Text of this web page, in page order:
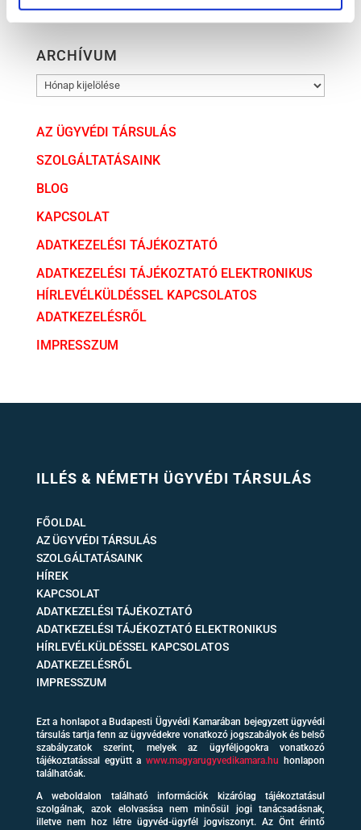
Versenyjog
ARCHÍVUM
ARCHÍVUM
AZ ÜGYVÉDI TÁRSULÁS
SZOLGÁLTATÁSAINK
BLOG
KAPCSOLAT
ADATKEZELÉSI TÁJÉKOZTATÓ
ADATKEZELÉSI TÁJÉKOZTATÓ ELEKTRONIKUS
HÍRLEVÉLKÜLDÉSSEL KAPCSOLATOS
ADATKEZELÉSRŐL
IMPRESSZUM
ILLÉS & NÉMETH ÜGYVÉDI TÁRSULÁS
FŐOLDAL
AZ ÜGYVÉDI TÁRSULÁS
SZOLGÁLTATÁSAINK
HÍREK
KAPCSOLAT
ADATKEZELÉSI TÁJÉKOZTATÓ
ADATKEZELÉSI TÁJÉKOZTATÓ ELEKTRONIKUS
HÍRLEVÉLKÜLDÉSSEL KAPCSOLATOS
ADATKEZELÉSRŐL
IMPRESSZUM
Ezt a honlapot a Budapesti Ügyvédi Kamarában bejegyzett ügyvédi
társulás tartja fenn az ügyvédekre vonatkozó jogszabályok és belső
szabályzatok szerint, melyek az ügyféljogokra vonatkozó
tájékoztatással együtt awww.magyarugyvedikamara.hu honlapon
találhatóak.
A weboldalon található információk kizárólag tájékoztatásul
szolgálnak, azok elolvasása nem minősül jogi tanácsadásnak,
illetve nem hoz létre ügyvéd-ügyfél jogviszonyt. Az Önt érintő